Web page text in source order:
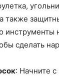
также
инструменты
сделать
: Начните